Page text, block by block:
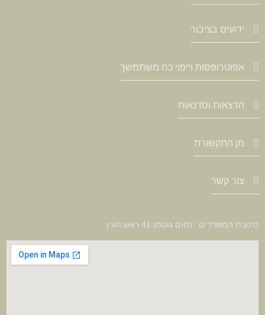
ידועים בציבור
אפוטרופסות וייפוי כח משתמשך
הרצאות וסדנאות
מן התקשורת
צור קשר
כתובת המשרדים : נחום גוטמן 41 ראש העין